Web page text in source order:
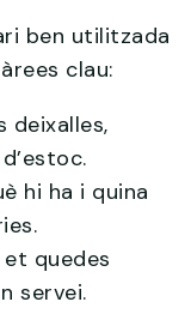
ben utilitzada
clau:
deixalles,
hi ha i quina
quedes
servei.